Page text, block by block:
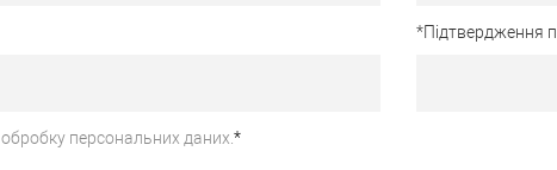
*Підтвердження
обробку персональних даних.*